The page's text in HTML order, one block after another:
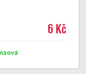
6 Kč